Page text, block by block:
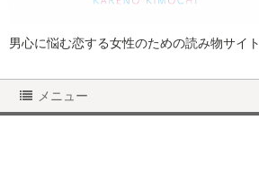
男心に悩む恋する女性のための読み物サイト
メニュー